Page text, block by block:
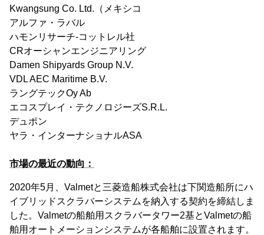
Kwangsung Co. Ltd.（メキシコ
アルファ・ラバル
ハモンリサーチ-コットレル社
CRオーシャンエンジニアリング
Damen Shipyards Group N.V.
VDL AEC Maritime B.V.
ラングテックOy Ab
エコスプレイ・テクノロジーズS.R.L.
デュポン
ヤラ・インターナショナルASA
市場の最近の動向：
2020年5月、Valmetと三菱造船株式会社は下関造船所にハ
イブリッドスクラバーシステムを納入する契約を締結しま
した。Valmetの船舶用スクラバータワー2基とValmetの船
舶用オートメーションシステムが各船舶に設置されます。